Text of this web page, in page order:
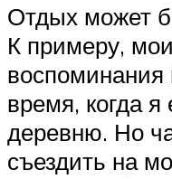
Отдых может
К примеру,
время, когда
деревню. Но
съездить на